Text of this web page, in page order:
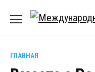
Перейти
ГЛАВНАЯ